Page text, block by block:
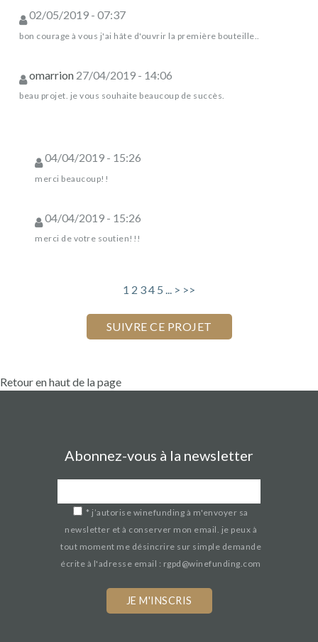
02/05/2019 - 07:37
bon courage à vous j'ai hâte d'ouvrir la première bouteille..
omarrion 27/04/2019 - 14:06
beau projet. je vous souhaite beaucoup de succès.
04/04/2019 - 15:26
merci beaucoup!!
04/04/2019 - 15:26
merci de votre soutien!!!
1 2 34 5 ... > >>
Retour en haut de la page
Abonnez-vous à la newsletter
* j’autorise winefunding à m'envoyer sa
newsletter et à conserver mon email. je peux à
tout moment me désincrire sur simple demande
écrite à l'adresse email : rgpd@winefunding.com